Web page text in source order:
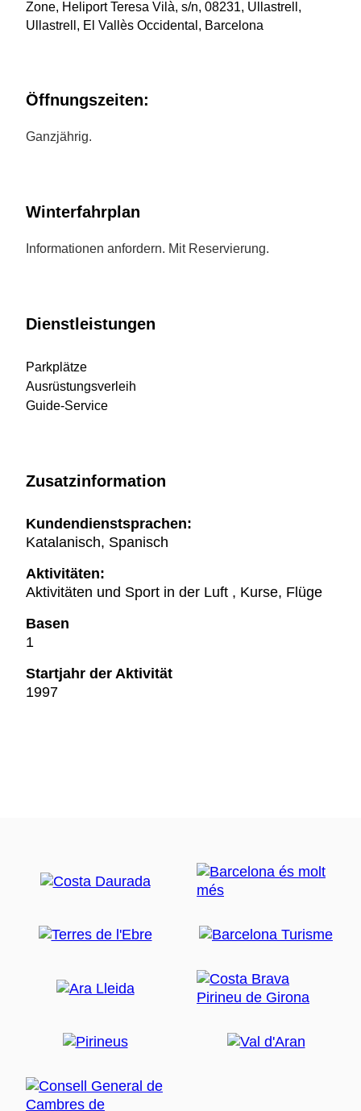
Zone, Heliport Teresa Vilà, s/n, 08231, Ullastrell,
Ullastrell, El Vallès Occidental, Barcelona
Öffnungszeiten:
Ganzjährig.
Winterfahrplan
Informationen anfordern. Mit Reservierung.
Dienstleistungen
Parkplätze
Ausrüstungsverleih
Guide-Service
Zusatzinformation
Kundendienstsprachen:
Katalanisch, Spanisch
Aktivitäten:
Aktivitäten und Sport in der Luft , Kurse, Flüge
Basen
1
Startjahr der Aktivität
1997